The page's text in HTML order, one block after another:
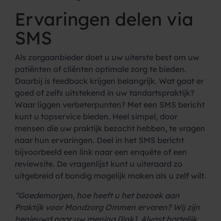
Ervaringen delen via
SMS
Als zorgaanbieder doet u uw uiterste best om uw
patiënten of cliënten optimale zorg te bieden.
Daarbij is feedback krijgen belangrijk. Wat gaat er
goed of zelfs uitstekend in uw tandartspraktijk?
Waar liggen verbeterpunten? Met een SMS bericht
kunt u topservice bieden. Heel simpel, door
mensen die uw praktijk bezocht hebben, te vragen
naar hun ervaringen. Deel in het SMS bericht
bijvoorbeeld een link naar een enquête of een
reviewsite. De vragenlijst kunt u uiteraard zo
uitgebreid of bondig mogelijk maken als u zelf wilt.
“Goedemorgen, hoe heeft u het bezoek aan
Praktijk voor Mondzorg Ommen ervaren? Wij zijn